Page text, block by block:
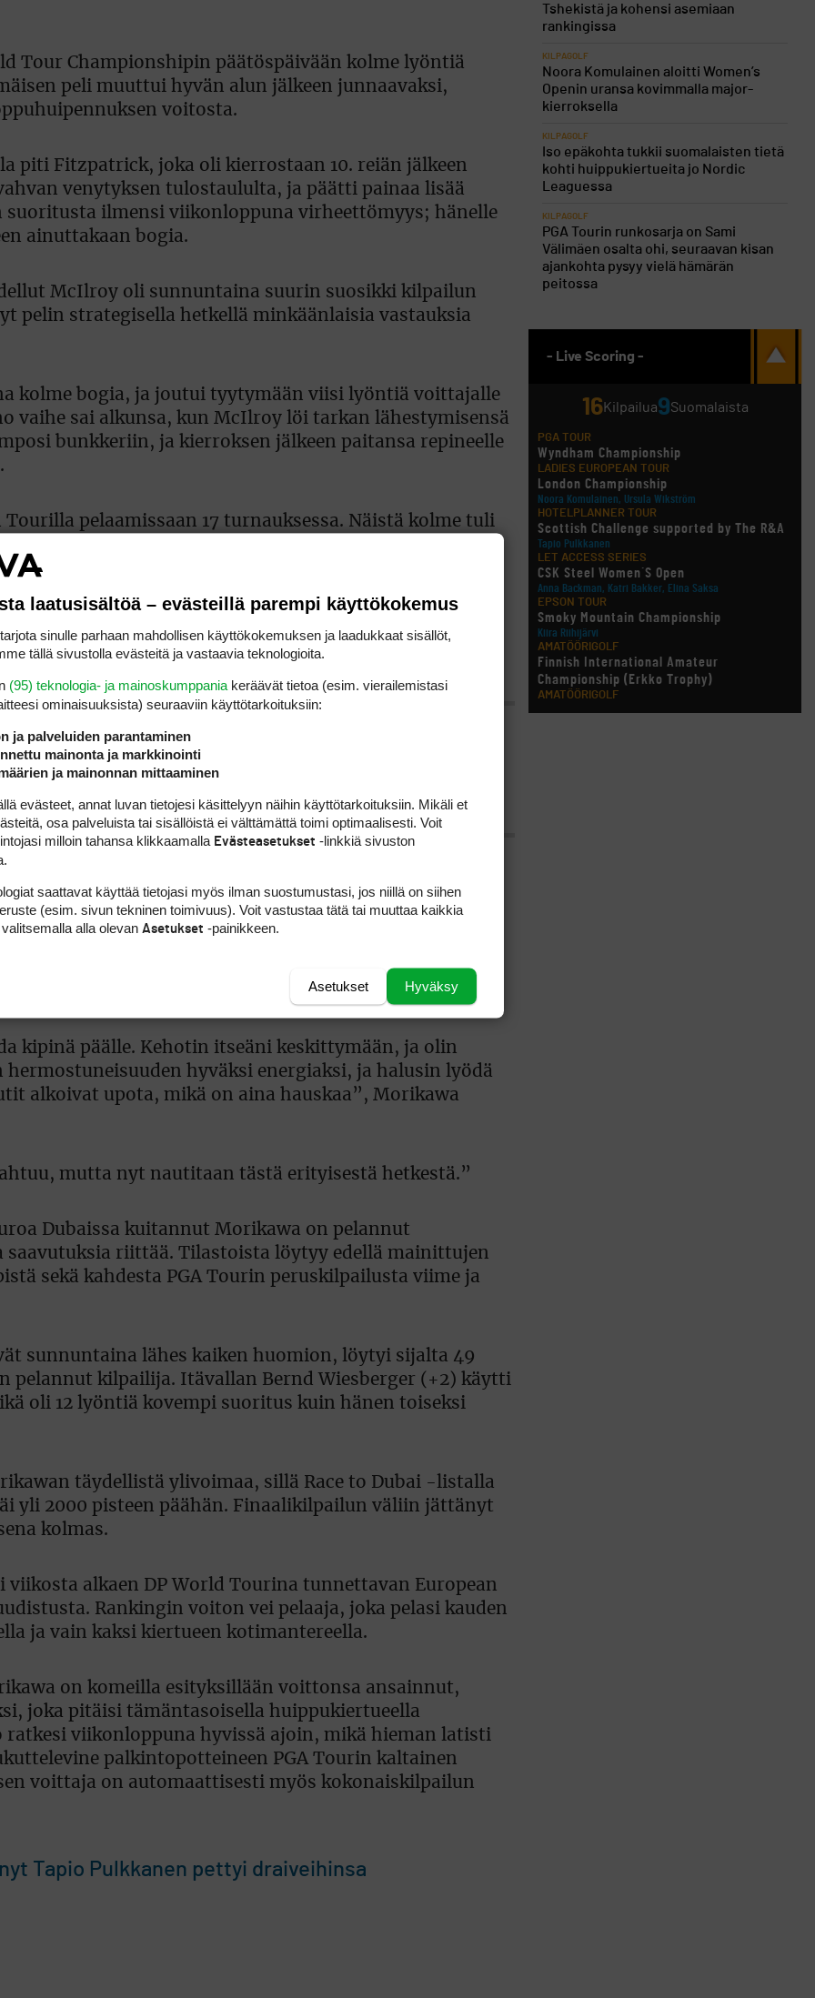
Tour Championshipin päätöspäivään kolme lyöntiä
peli muuttui hyvän alun jälkeen junnaavaksi,
voitosta.
piti Fitzpatrick, joka oli kierrostaan 10. reiän jälkeen
venytyksen tulostaululta, ja päätti painaa lisää
suoritusta ilmensi viikonloppuna virheettömyys; hänelle
ainuttakaan bogia.
McIlroy oli sunnuntaina suurin suosikki kilpailun
pelin strategisella hetkellä minkäänlaisia vastauksia
kolme bogia, ja joutui tyytymään viisi lyöntiä voittajalle
vaihe sai alkunsa, kun McIlroy löi tarkan lähestymisensä
bunkkeriin, ja kierroksen jälkeen paitansa repineelle
pelaamissaan 17 turnauksessa. Näistä kolme tuli
sekä ET:n kalenteriin kuuluneessa WGC–
joka on pystynyt voittamaan samalla kaudella
sekä Race to Dubai -tittelin.
upota, mikä on aina
etten katsonut mitä Matt Fitzpatrick on
hatunnosto hänelle”, Morikawa sanoi.
hurmos katkesi kierroksen lopussa tulleisiin kahteen
kipinä päälle. Kehotin itseäni keskittymään, ja olin
hyväksi energiaksi, ja halusin lyödä
alkoivat upota, mikä on aina hauskaa”, Morikawa
mutta nyt nautitaan tästä erityisestä hetkestä.”
Dubaissa kuitannut Morikawa on pelannut
riittää. Tilastoista löytyy edellä mainittujen
sekä kahdesta PGA Tourin peruskilpailusta viime ja
sunnuntaina lähes kaiken huomion, löytyi sijalta 49
pelannut kilpailija. Itävallan Bernd Wiesberger (+2) käytti
oli 12 lyöntiä kovempi suoritus kuin hänen toiseksi
täydellistä ylivoimaa, sillä Race to Dubai -listalla
yli 2000 pisteen päähän. Finaalikilpailun väliin jättänyt
kolmas.
alkaen DP World Tourina tunnettavan European
Rankingin voiton vei pelaaja, joka pelasi kauden
ja vain kaksi kiertueen kotimantereella.
on komeilla esityksillään voittonsa ansainnut,
joka pitäisi tämäntasoisella huippukiertueella
viikonloppuna hyvissä ajoin, mikä hieman latisti
palkintopotteineen PGA Tourin kaltainen
voittaja on automaattisesti myös kokonaiskilpailun
Tapio Pulkkanen pettyi draiveihinsa
Tshekistä ja kohensi asemiaan
rankingissa
KILPAGOLF
Noora Komulainen aloitti Women’s
Openin uransa kovimmalla major-
kierroksella
KILPAGOLF
Iso epäkohta tukkii suomalaisten tietä
kohti huippukiertueita jo Nordic
Leaguessa
KILPAGOLF
PGA Tourin runkosarja on Sami
Välimäen osalta ohi, seuraavan kisan
ajankohta pysyy vielä hämärän
peitossa
- Live Scoring -
16Kilpailua9Suomalaista
PGA TOUR
Wyndham Championship
LADIES EUROPEAN TOUR
London Championship
Noora Komulainen, Ursula Wikström
HOTELPLANNER TOUR
Scottish Challenge supported by The R&A
Tapio Pulkkanen
LET ACCESS SERIES
CSK Steel Women´S Open
Anna Backman, Katri Bakker, Elina Saksa
EPSON TOUR
Smoky Mountain Championship
Kiira Riihijärvi
AMATÖÖRIGOLF
Finnish International Amateur
Championship (Erkko Trophy)
AMATÖÖRIGOLF
Finnish International Ladies' Amateur
laatusisältöä – evästeillä parempi käyttökokemus
sinulle parhaan mahdollisen käyttökokemuksen ja laadukkaat sisällöt,
tällä sivustolla evästeitä ja vastaavia teknologioita.
(95) teknologia- ja mainoskumppania keräävät tietoa (esim. vierailemis­tasi
ominaisuuk­sista) seuraaviin käyttötarkoituksiin:
ja palveluiden parantaminen
mainonta ja markkinointi
ja mainonnan mittaaminen
evästeet, annat luvan tietojesi käsittelyyn näihin käyttötarkoituksiin. Mikäli et
osa palveluista tai sisällöistä ei välttämättä toimi optimaalisesti. Voit
milloin tahansa klikkaamalla Evästeasetukset -linkkiä sivuston
saattavat käyttää tietojasi myös ilman suostumustasi, jos niillä on siihen
(esim. sivun tekninen toimivuus). Voit vastustaa tätä tai muuttaa kaikkia
alla olevan Asetukset -painikkeen.
Hyväksy
Asetukset